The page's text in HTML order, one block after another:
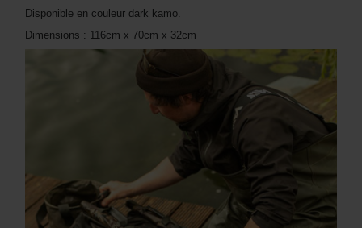
Disponible en couleur dark kamo.
Dimensions : 116cm x 70cm x 32cm